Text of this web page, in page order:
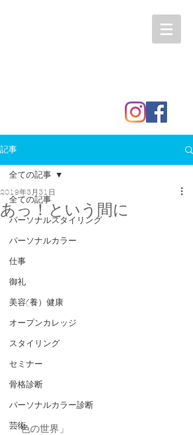
記事
全ての記事
パーソナルスタイリング
パーソナルカラー
仕事
御礼
美容(養）健康
オープンカレッジ
スタイリング
セミナー
骨格診断
パーソナルカラー診断
芸術
全ての記事
あっ！という間に
2019年3月31日
「色の世界」